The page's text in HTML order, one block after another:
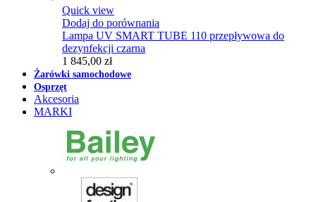
Quick view
Dodaj do porównania
Lampa UV SMART TUBE 110 przepływowa do
dezynfekcji czarna
1 845,00 zł
Żarówki samochodowe
Osprzęt
Akcesoria
MARKI